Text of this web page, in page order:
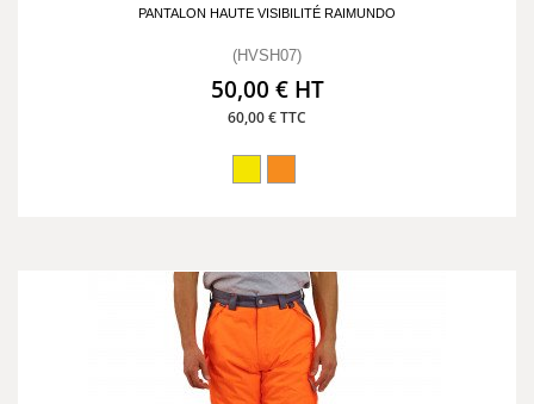
PANTALON HAUTE VISIBILITÉ RAIMUNDO
(HVSH07)
50,00 € HT
60,00 € TTC